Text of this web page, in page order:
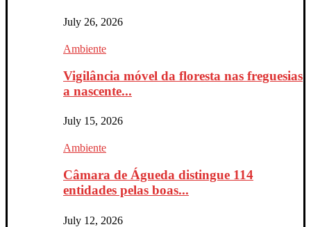
July 26, 2026
Ambiente
Vigilância móvel da floresta nas freguesias
a nascente...
July 15, 2026
Ambiente
Câmara de Águeda distingue 114
entidades pelas boas...
July 12, 2026